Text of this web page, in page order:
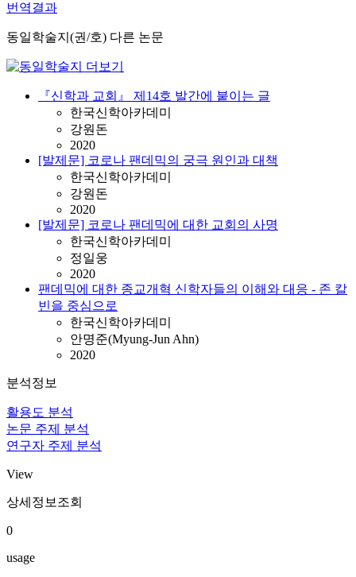
번역결과
동일학술지(권/호) 다른 논문
『신학과 교회』 제14호 발간에 붙이는 글
한국신학아카데미
강원돈
2020
[발제문] 코로나 팬데믹의 궁극 원인과 대책
한국신학아카데미
강원돈
2020
[발제문] 코로나 팬데믹에 대한 교회의 사명
한국신학아카데미
정일웅
2020
팬데믹에 대한 종교개혁 신학자들의 이해와 대응 - 존 칼
빈을 중심으로
한국신학아카데미
안명준(Myung-Jun Ahn)
2020
분석정보
활용도 분석
논문 주제 분석
연구자 주제 분석
View
상세정보조회
0
usage